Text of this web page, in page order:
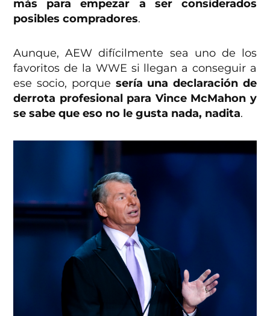
más para empezar a ser considerados
posibles compradores.
Aunque, AEW difícilmente sea uno de los
favoritos de la WWE si llegan a conseguir a
ese socio, porque sería una declaración de
derrota profesional para Vince McMahon y
se sabe que eso no le gusta nada, nadita.